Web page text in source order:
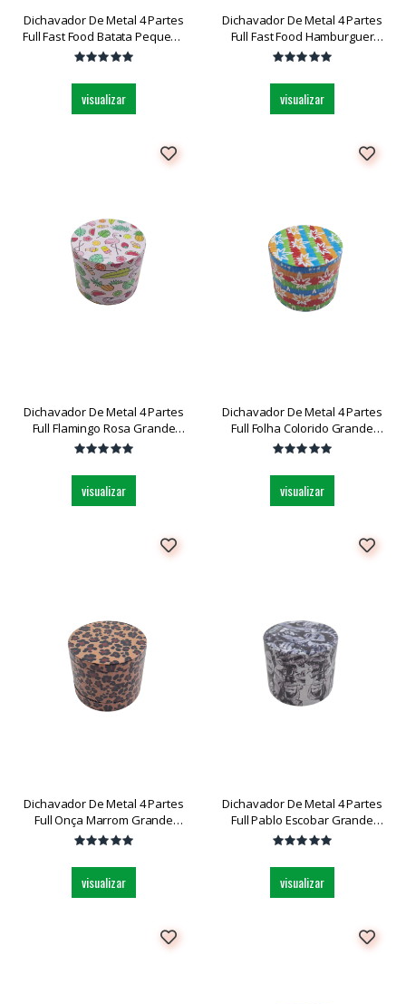
Dichavador De Metal 4 Partes
Full Fast Food Batata Pequeno
Dk5851x-4 Und
visualizar
Dichavador De Metal 4 Partes
Full Fast Food Hamburguer
Pequeno Dk5851x-4 Und
visualizar
Dichavador De Metal 4 Partes
Full Flamingo Rosa Grande
Dk5031bz-4 Und
visualizar
Dichavador De Metal 4 Partes
Full Folha Colorido Grande
Dk5031bz-4 Und
visualizar
Dichavador De Metal 4 Partes
Full Onça Marrom Grande
Dk5031bz-4 Und
visualizar
Dichavador De Metal 4 Partes
Full Pablo Escobar Grande
Dk5031cd-4 Und
visualizar